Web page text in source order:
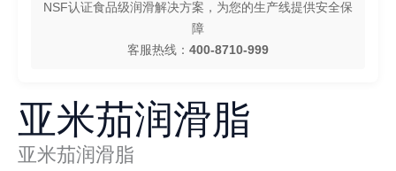
NSF认证食品级润滑解决方案，为您的生产线提供安全保
障
客服热线： 400-8710-999
亚米茄润滑脂
亚米茄润滑脂